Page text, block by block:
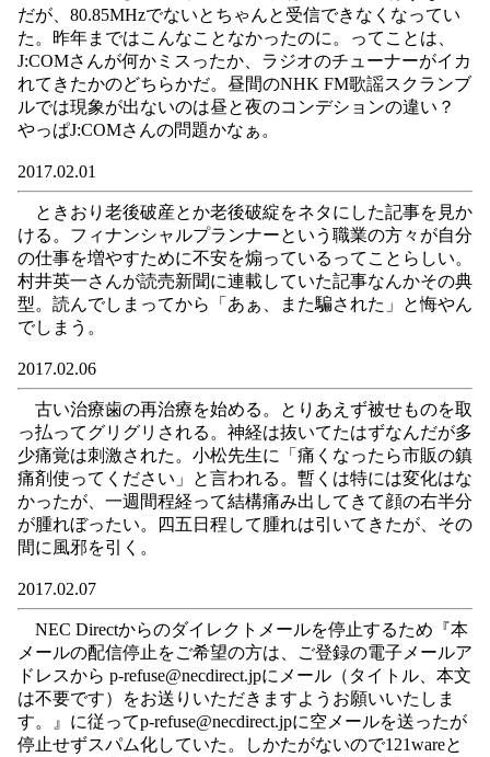
だが、80.85MHzでないとちゃんと受信できなくなってい
た。昨年まではこんなことなかったのに。ってことは、
J:COMさんが何かミスったか、ラジオのチューナーがイカ
れてきたかのどちらかだ。昼間のNHK FM歌謡スクランブ
ルでは現象が出ないのは昼と夜のコンデションの違い？
やっぱJ:COMさんの問題かなぁ。
2017.02.01
ときおり老後破産とか老後破綻をネタにした記事を見か
ける。フィナンシャルプランナーという職業の方々が自分
の仕事を増やすために不安を煽っているってことらしい。
村井英一さんが読売新聞に連載していた記事なんかその典
型。読んでしまってから「あぁ、また騙された」と悔やん
でしまう。
2017.02.06
古い治療歯の再治療を始める。とりあえず被せものを取
っ払ってグリグリされる。神経は抜いてたはずなんだが多
少痛覚は刺激された。小松先生に「痛くなったら市販の鎮
痛剤使ってください」と言われる。暫くは特には変化はな
かったが、一週間程経って結構痛み出してきて顔の右半分
が腫れぼったい。四五日程して腫れは引いてきたが、その
間に風邪を引く。
2017.02.07
NEC Directからのダイレクトメールを停止するため『本
メールの配信停止をご希望の方は、ご登録の電子メールア
ドレスから p-refuse@necdirect.jpにメール（タイトル、本文
は不要です）をお送りいただきますようお願いいたしま
す。』に従ってp-refuse@necdirect.jpに空メールを送ったが
停止せずスパム化していた。しかたがないので121wareと